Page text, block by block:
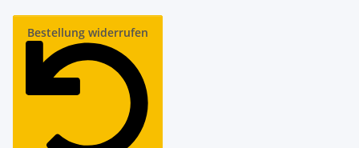
Unser ThermoTeck
Normale Billig-Rolltore
Lange Lebensdauer
Bestellung widerrufen